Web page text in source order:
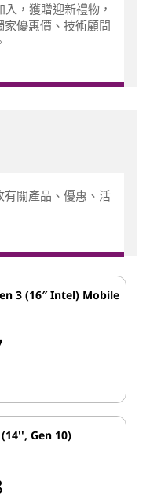
，獲贈迎新禮物，
優惠價、技術顧問
關產品、優惠、活
3 (16″ Intel) Mobile
Gen 10)